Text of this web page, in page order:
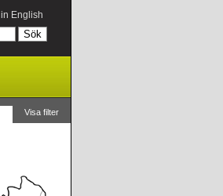
in English
Visa filter